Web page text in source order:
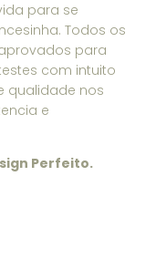
para se
Todos os
para
com intuito
qualidade nos
e
Perfeito.